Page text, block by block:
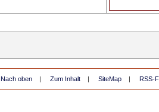
Nach oben | Zum Inhalt | SiteMap | RSS-